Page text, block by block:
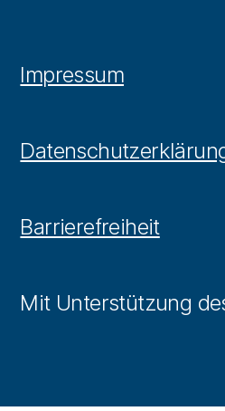
Impressum
Barrierefreiheit
Mit Unterstützung